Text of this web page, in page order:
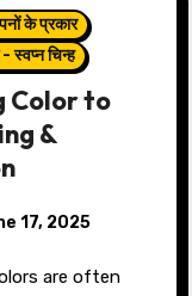
के प्रकार
स्वप्न चिन्ह
Color to
&
17, 2025